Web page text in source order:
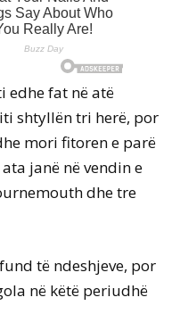
edhe fat në atë
shtyllën tri herë, por
mori fitoren e parë
janë në vendin e
dhe tre
të ndeshjeve, por
në këtë periudhë